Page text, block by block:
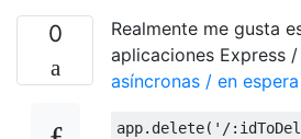
0
Realmente me gusta
aplicaciones Express
asíncronas / en espera
app. delete( '/